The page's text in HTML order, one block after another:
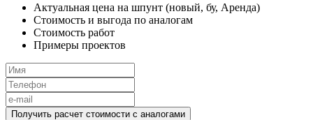
Актуальная цена на шпунт (новый, бу, Аренда)
Стоимость и выгода по аналогам
Стоимость работ
Примеры проектов
Получить расчет стоимости c аналогами